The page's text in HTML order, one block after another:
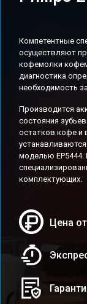
Компетентные
осуществляют
кофемолки
диагностика
необходимость
Производится
состояния
остатков кофе и
моделью
комплектующих.
Цена от